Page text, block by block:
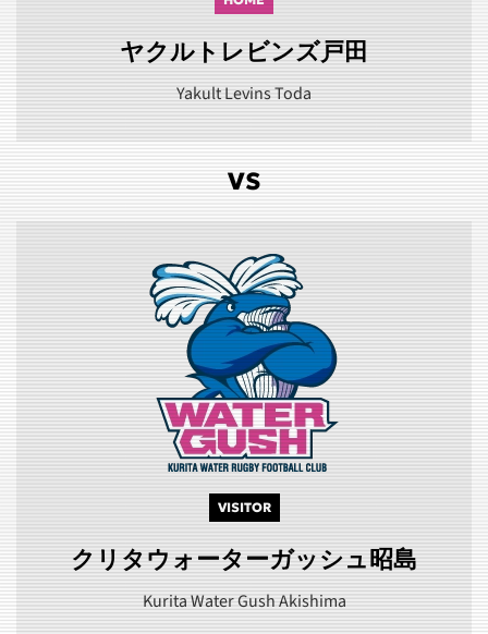
ヤクルトレビンズ戸田
Yakult Levins Toda
VS
VISITOR
クリタウォーターガッシュ昭島
Kurita Water Gush Akishima